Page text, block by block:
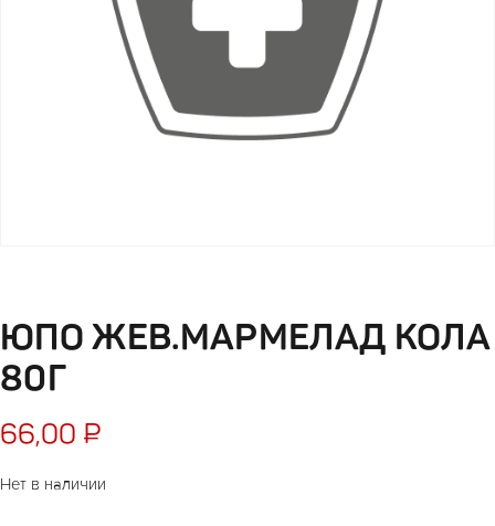
ЮПО ЖЕВ.МАРМЕЛАД КОЛА
80Г
66,00 ₽
Нет в наличии